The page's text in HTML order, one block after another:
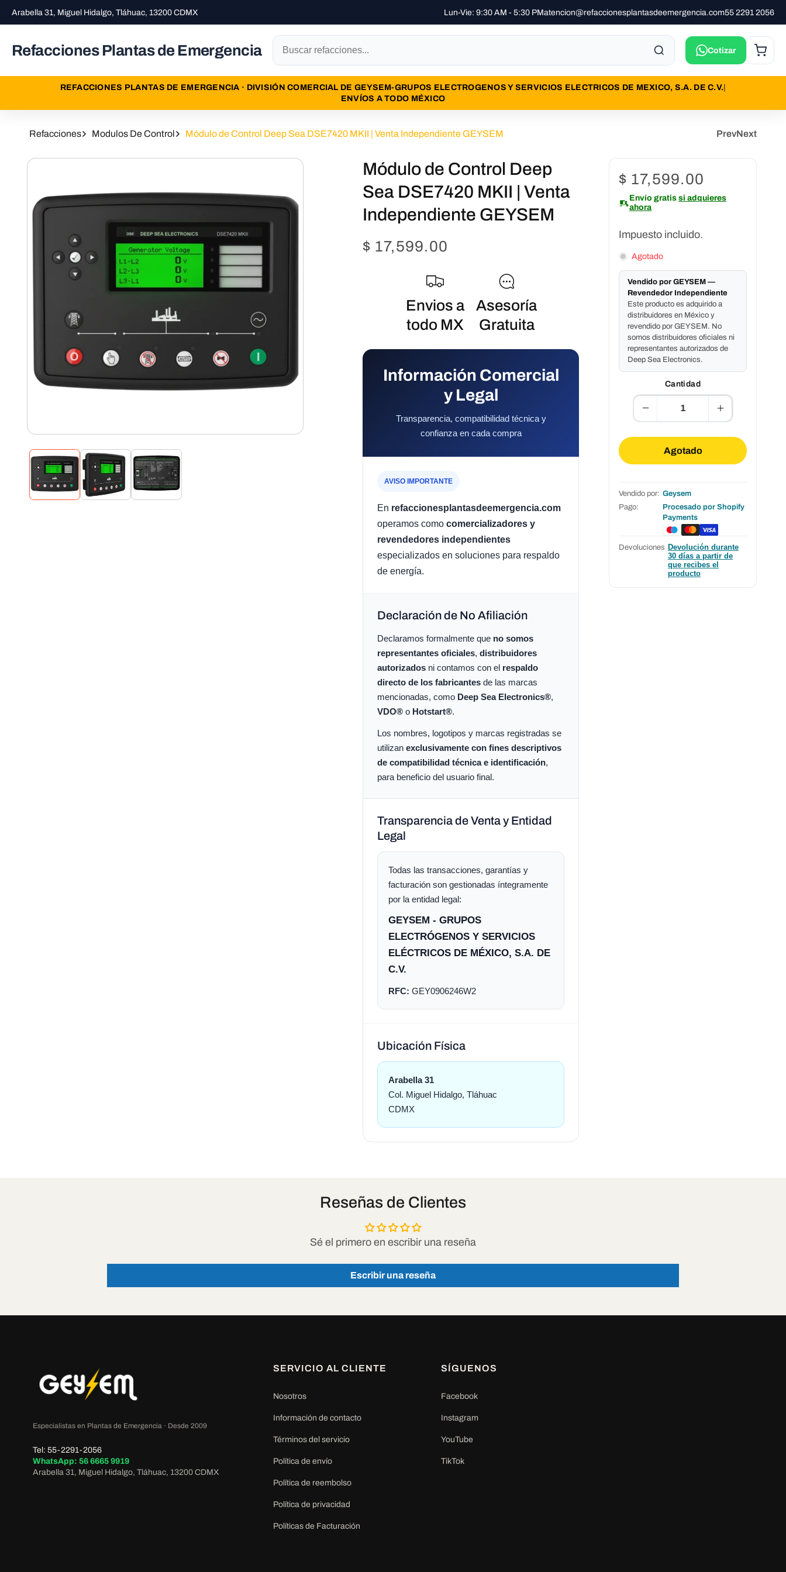
Directamente
Al Contenido
Arabella 31, Miguel Hidalgo, Tláhuac, 13200 CDMX Lun-Vie: 9:30 AM - 5:30 PMatencion@refaccionesplantasdeemergencia.com55 2291 2056
Refacciones Plantas de Emergencia Cotizar
REFACCIONES PLANTAS DE EMERGENCIA · DIVISIÓN COMERCIAL DE GEYSEM-GRUPOS ELECTROGENOS Y SERVICIOS ELECTRICOS DE MEXICO, S.A. DE C.V.
ENVÍOS A TODO MÉXICO
Refacciones Modulos De Control Módulo de Control Deep Sea DSE7420 MKII | Venta Independiente GEYSEM PrevNext
Directamente
Del Producto
Módulo de Control Deep
Sea DSE7420 MKII | Venta
Independiente GEYSEM
Precio
$ 17,599.00
Envios a
todo MX
Asesoría
Gratuita
Información Comercial
y Legal
Transparencia, compatibilidad técnica y
confianza en cada compra
AVISO IMPORTANTE
En refaccionesplantasdeemergencia.com
operamos como comercializadores y
revendedores independientes
especializados en soluciones para respaldo
de energía.
Declaración de No Afiliación
Declaramos formalmente que no somos
representantes oficiales, distribuidores
autorizados ni contamos con el respaldo
directo de los fabricantes de las marcas
mencionadas, como Deep Sea Electronics®,
VDO® o Hotstart®.
Los nombres, logotipos y marcas registradas se
utilizan exclusivamente con fines descriptivos
de compatibilidad técnica e identificación,
para beneficio del usuario final.
Transparencia de Venta y Entidad
Legal
Todas las transacciones, garantías y
facturación son gestionadas íntegramente
por la entidad legal:
GEYSEM - GRUPOS
ELECTRÓGENOS Y SERVICIOS
ELÉCTRICOS DE MÉXICO, S.A. DE
C.V.
RFC: GEY0906246W2
Ubicación Física
Arabella 31
Col. Miguel Hidalgo, Tláhuac
CDMX
Precio
habitual
$ 17,599.00
Envío gratis si adquieres
ahora
Impuesto incluido.
Agotado
Vendido por GEYSEM —
Revendedor Independiente
Este producto es adquirido a
distribuidores en México y
revendido por GEYSEM. No
somos distribuidores oficiales ni
representantes autorizados de
Deep Sea Electronics.
Cantidad
Reducir
cantidad
Control
DSE7420
MKII
Venta
Independiente
GEYSEM
Aumentar
cantidad
Módulo
Control
MKII
GEYSEM
Agotado
Vendido por: Geysem
Pago:
Procesado por Shopify
Payments
Devoluciones Devolución durante
30 días a partir de
que recibes el
producto
Reseñas de Clientes
Sé el primero en escribir una reseña
Escribir una reseña
Especialistas en Plantas de Emergencia · Desde 2009
Tel: 55-2291-2056
WhatsApp: 56 6665 9919
Arabella 31, Miguel Hidalgo, Tláhuac, 13200 CDMX
SERVICIO AL CLIENTE
Nosotros
Información de contacto
Términos del servicio
Política de envío
Política de reembolso
Política de privacidad
Políticas de Facturación
SÍGUENOS
Facebook
Instagram
YouTube
TikTok